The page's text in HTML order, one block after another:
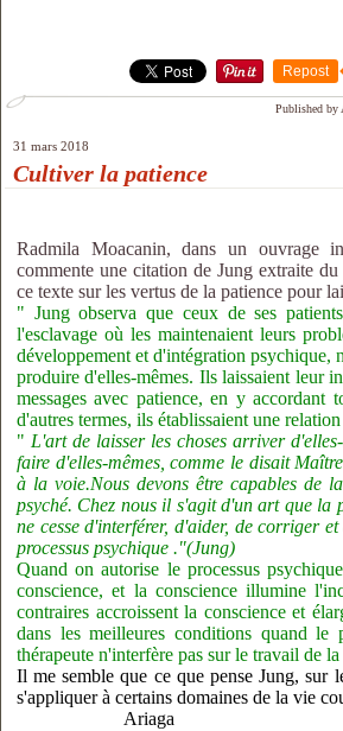
Repost
Published by
31 mars 2018
Cultiver la patience
Radmila Moacanin, dans un ouvrage
commente une citation de Jung extraite du
ce texte sur les vertus de la patience pour
" Jung observa que ceux de ses
l'esclavage où les maintenaient leurs
développement et d'intégration psychique,
produire d'elles-mêmes. Ils laissaient leur
messages avec patience, en y
d'autres termes, ils établissaient une
" L'art de laisser les choses arriver
faire d'elles-mêmes, comme le disait
à la voie.Nous devons être capables de
psyché. Chez nous il s'agit d'un art que la
ne cesse d'interférer, d'aider, de corriger
processus psychique ."(Jung)
Quand on autorise le processus
conscience, et la conscience illumine
contraires accroissent la conscience et
dans les meilleures conditions quand
thérapeute n'interfère pas sur le travail de
Il me semble que ce que pense Jung, sur
s'appliquer à certains domaines de la vie
Ariaga